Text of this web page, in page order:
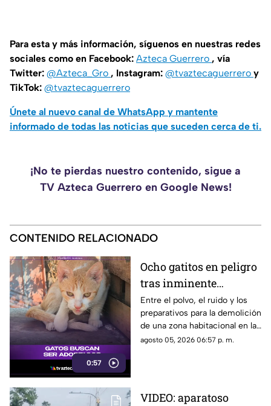
Para esta y más información, síguenos en nuestras redes
sociales como en Facebook: Azteca Guerrero , vía
Twitter: @Azteca_Gro , Instagram: @tvaztecaguerrero y
TikTok: @tvaztecaguerrero
Únete al nuevo canal de WhatsApp y mantente
informado de todas las noticias que suceden cerca de ti.
¡No te pierdas nuestro contenido, sigue a
TV Azteca Guerrero en Google News!
CONTENIDO RELACIONADO
0:57
Ocho gatitos en peligro
tras inminente
demolición en la
colonia San Agustín de
Acapulco
Entre el polvo, el ruido y los
preparativos para la demolición
de una zona habitacional en la
colonia San Agustín, una
agosto 05, 2026 06:57 p. m.
VIDEO: aparatoso